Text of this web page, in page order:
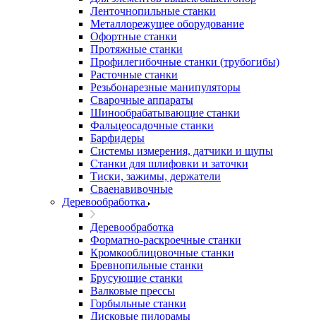
Ленточнопильные станки
Металлорежущее оборудование
Офортные станки
Протяжные станки
Профилегибочные станки (трубогибы)
Расточные станки
Резьбонарезные манипуляторы
Сварочные аппараты
Шинообрабатывающие станки
Фальцеосадочные станки
Барфидеры
Системы измерения, датчики и щупы
Станки для шлифовки и заточки
Тиски, зажимы, держатели
Cваенавивочные
Деревообработка
Деревообработка
Форматно-раскроечные станки
Кромкооблицовочные станки
Бревнопильные станки
Брусующие станки
Валковые прессы
Горбыльные станки
Дисковые пилорамы